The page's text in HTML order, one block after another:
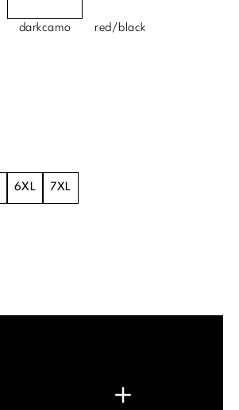
darkcamo red/black
6XL 7XL